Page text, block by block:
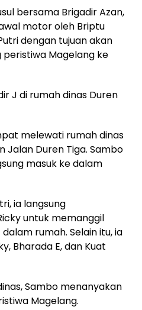
bersama Brigadir Azan,
motor oleh Briptu
dengan tujuan akan
Magelang ke
J di rumah dinas Duren
melewati rumah dinas
Duren Tiga. Sambo
masuk ke dalam
ia langsung
untuk memanggil
rumah. Selain itu, ia
Bharada E, dan Kuat
Sambo menanyakan
Magelang.